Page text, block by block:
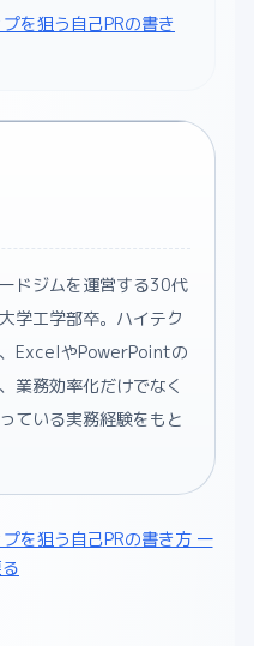
を狙う自己PRの書き
ドジムを運営する30代
学工学部卒。ハイテク
ExcelやPowerPointの
業務効率化だけでなく
ている実務経験をもと
を狙う自己PRの書き方 一